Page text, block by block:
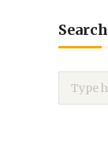
Search